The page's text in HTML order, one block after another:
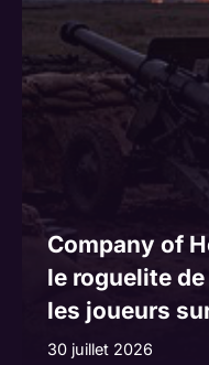
Company of
le roguelite
les joueurs
30 juillet 2026